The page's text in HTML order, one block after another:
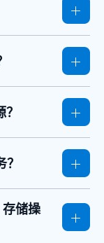
储操